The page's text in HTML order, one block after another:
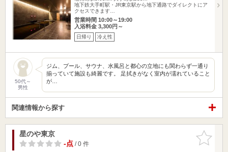
地下鉄大手町駅・JR東京駅から地下通路でダイレクトにア
クセスできます…
営業時間 10:00～19:00
入浴料金 3,300円～
日帰り 冷え性
50代～
男性
ジム、プール、サウナ、水風呂と都心の立地にも関わらず一通り
揃っていて施設も綺麗です。 足拭きがなく室内が濡れていること
が…
関連情報から探す
お気に入
りに追加
星のや東京
-点/ 0 件